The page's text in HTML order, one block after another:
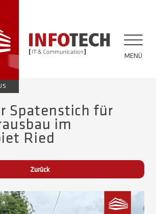
MENÜ
Spatenstich für
im
Ried
Zurück